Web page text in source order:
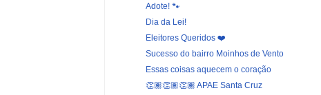
Adote! 🐾
Dia da Lei!
Eleitores Queridos ❤️
Sucesso do bairro Moinhos de Vento
Essas coisas aquecem o coração
👏🏽👏🏽👏🏽 APAE Santa Cruz